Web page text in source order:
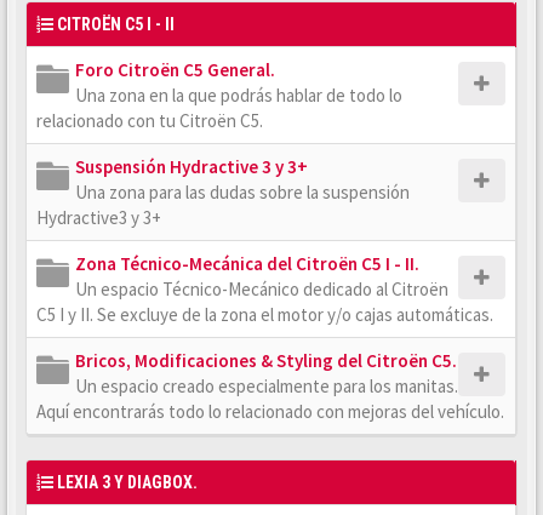
CITROËN C5 I - II
Foro Citroën C5 General.
Una zona en la que podrás hablar de todo lo
relacionado con tu Citroën C5.
Suspensión Hydractive 3 y 3+
Una zona para las dudas sobre la suspensión
Hydractive3 y 3+
Zona Técnico-Mecánica del Citroën C5 I - II.
Un espacio Técnico-Mecánico dedicado al Citroën
C5 I y II. Se excluye de la zona el motor y/o cajas automáticas.
Bricos, Modificaciones & Styling del Citroën C5.
Un espacio creado especialmente para los manitas.
Aquí encontrarás todo lo relacionado con mejoras del vehículo.
LEXIA 3 Y DIAGBOX.